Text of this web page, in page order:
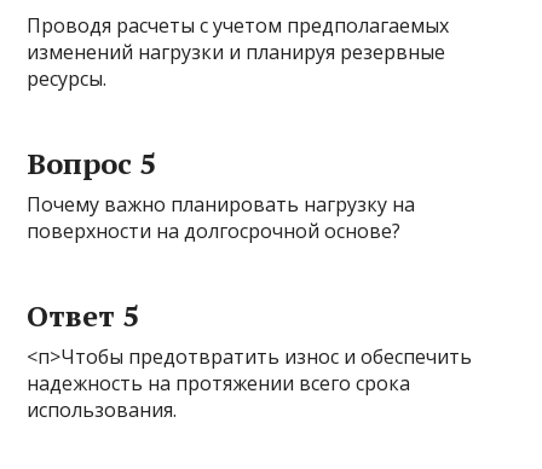
Проводя расчеты с учетом предполагаемых
изменений нагрузки и планируя резервные
ресурсы.
Вопрос 5
Почему важно планировать нагрузку на
поверхности на долгосрочной основе?
Ответ 5
<п>Чтобы предотвратить износ и обеспечить
надежность на протяжении всего срока
использования.